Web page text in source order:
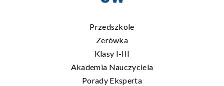
Przedszkole
Zerówka
Klasy I-III
Akademia Nauczyciela
Porady Eksperta